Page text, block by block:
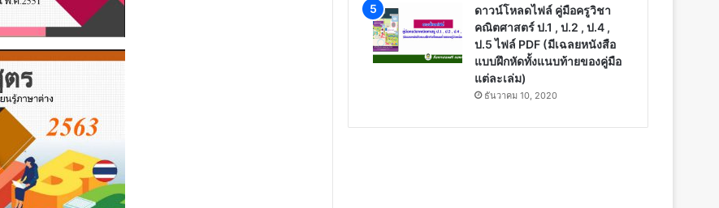
ดาวน์โหลดไฟล์ คู่มือครูวิชา
คณิตศาสตร์ ป.1 , ป.2 , ป.4 ,
ป.5 ไฟล์ PDF (มีเฉลยหนังสือ
แบบฝึกหัดทั้งแนบท้ายของคู่มือ
แต่ละเล่ม)
ธันวาคม 10, 2020